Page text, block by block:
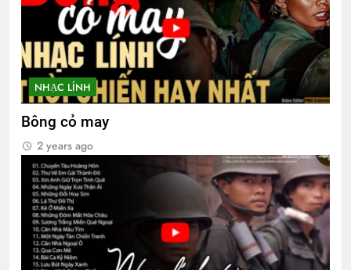
Mùa Noel … kể đi anh
3 Years Ago
LÍNH HẦU ĐẠI VƯƠNG (Rabindranath
2 Years Ago
NHẠC LÍNH
Bông cỏ may
2 years ago